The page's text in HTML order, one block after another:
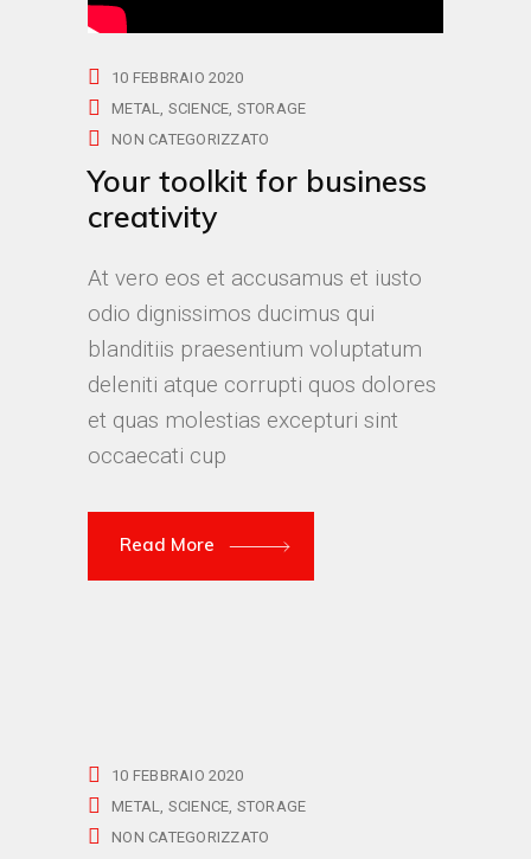
10 FEBBRAIO 2020
METAL SCIENCE STORAGE
NON CATEGORIZZATO
Your toolkit for business
creativity
At vero eos et accusamus et iusto
odio dignissimos ducimus qui
blanditiis praesentium voluptatum
deleniti atque corrupti quos dolores
et quas molestias excepturi sint
occaecati cup
Read More
10 FEBBRAIO 2020
METAL SCIENCE STORAGE
NON CATEGORIZZATO